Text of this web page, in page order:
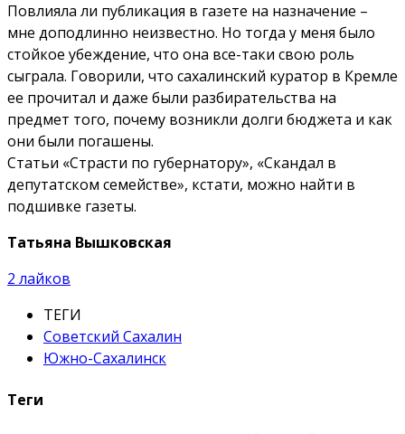
Повлияла ли публикация в газете на назначение –
мне доподлинно неизвестно. Но тогда у меня было
стойкое убеждение, что она все-таки свою роль
сыграла. Говорили, что сахалинский куратор в Кремле
ее прочитал и даже были разбирательства на
предмет того, почему возникли долги бюджета и как
они были погашены.
Статьи «Страсти по губернатору», «Скандал в
депутатском семействе», кстати, можно найти в
подшивке газеты.
Татьяна Вышковская
2 лайков
ТЕГИ
Советский Сахалин
Южно-Сахалинск
Теги